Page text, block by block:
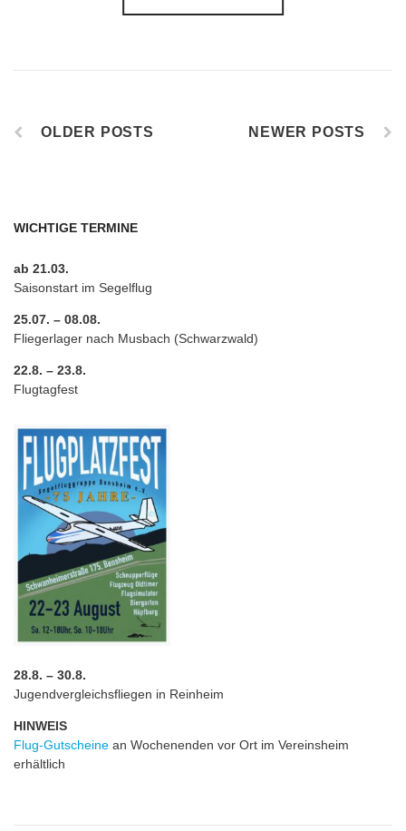
OLDER POSTS NEWER POSTS
WICHTIGE TERMINE
ab 21.03.
Saisonstart im Segelflug
25.07. – 08.08.
Fliegerlager nach Musbach (Schwarzwald)
22.8. – 23.8.
Flugtagfest
28.8. – 30.8.
Jugendvergleichsfliegen in Reinheim
HINWEIS
Flug-Gutscheine an Wochenenden vor Ort im Vereinsheim
erhältlich